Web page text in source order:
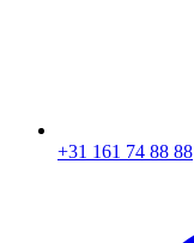
+31 161 74 88 88‬​​​​‌ ‍ ​‍​‍‌‍ ‌ ​‍‌‍‍‌‌‍‌ ‌‍‍‌‌‍ ‍​‍​‍​ ‍‍​‍​‍‌ ​ ‌‍​‌‌‍ ‍‌‍‍‌‌ ‌​‌ ‍‌​‍ ‍‌‍‍‌‌‍ ​‍​‍​‍ ​​‍​‍‌‍‍​‌ ​‍‌‍‌‌‌‍‌‍​‍​‍​ ‍‍​‍​‍‌‍‍​‌ ‌​‌ ‌​‌ ​​​ ‍‍​‍ ​‍ ‌‍ ​‌‍ ‌‍​ ‌‍​‌‌‍ ​‌‍‍​‌‍ ‌ ​ ‌ ‌​​ ‍‍​ ​ ​ ​ ​ ​ ​ ​ ​‍ ‌‍‍‌‌‍ ‍‌ ‌​‌‍‌‌‌‍ ‍‌ ‌​​‍ ‌‍‌‌‌‍‌​‌‍‍‌‌ ‌​​‍ ‌‍ ‌‌‍ ‌‍‌​‌‍‌‌​ ‌‌ ​​‌ ​‍‌‍‌‌‌ ​ ‌‍‌‌‌‍ ‍‌ ‌​‌‍​‌‌ ‌​‌‍‍‌‌‍ ‌‍ ‍​ ‍ ‌‍‍‌‌‍‌​​ ‌‌‍‌ ‌‍ ​‌‍ ‌‍​‍‌‍​‌‌‍ ​​ ‍ ‌ ‌​‌ ‍‌‌ ​​‌‍‌‌​ ‌‌‍‌ ‌‍ ​‌‍ ‌‍​‍‌‍​‌‌‍ ​​ ‍ ‌ ​​‌‍​‌‌ ‌​‌‍‍​​ ‌‌‍​ ‌‍ ‌‍ ‍‌ ‌​‌‍​‌‌‍​ ‌ ‌​​‍ ‍‌ ​​‌‍‍​‌‍ ‌‍ ‍‌‍‌‌​ ‌‍​‍‌‍​‌‌ ​ ‌‍‌‌‌‌‌‌‌ ​‍‌‍ ​​ ‌‌‍‍​‌ ‌​‌ ‌​‌ ​​​‍‌‌​ ​ ‌​​‌​‍‌‌​ ​‍‌​‌‍​‍‌‌​ ​‍‌​‌‍‌‍ ​‌‍ ‌‍​ ‌‍​‌‌‍ ​‌‍‍​‌‍ ‌ ​ ‌ ‌​​‍‌‌​ ​ ‌​​‌​ ​ ​ ​ ​ ​ ​ ​ ​‍‌‍‌‍‍‌‌‍‌​​ ‌‌‍‌ ‌‍ ​‌‍ ‌‍​‍‌‍​‌‌‍ ​​‍‌‍‌ ‌​‌ ‍‌‌ ​​‌‍‌‌​ ‌‌‍‌ ‌‍ ​‌‍ ‌‍​‍‌‍​‌‌‍ ​​‍‌‍‌ ​​‌‍​‌‌ ‌​‌‍‍​​ ‌‌‍​ ‌‍ ‌‍ ‍‌ ‌​‌‍​‌‌‍​ ‌ ‌​​‍ ‍‌ ​​‌‍‍​‌‍ ‌‍ ‍‌‍‌‌​‍‌‍‌ ​​‌‍‌‌‌ ​‍‌ ​ ‌ ​​‌‍‌‌‌‍​ ‌ ‌​‌‍‍‌‌ ‌‍‌‍‌‌​ ‌‌ ​​‌ ‌‌‌‍​‍‌‍ ​‌‍‍‌‌ ​ ‌‍‍​‌‍‌‌‌‍‌​​‍​‍‌ ‌